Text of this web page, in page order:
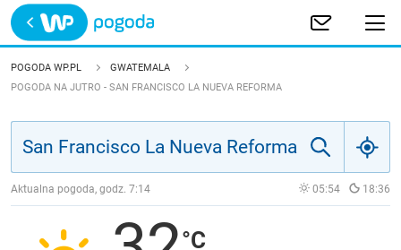
Trwa ładowanie
POLSKA
JAKOŚĆ POWIETRZA
POGODA WP.PL
GWATEMALA
POGODA NA JUTRO - SAN FRANCISCO LA NUEVA REFORMA
Aktualna pogoda, godz. 7:14 05:54 18:36